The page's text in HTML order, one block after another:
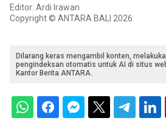
Editor: Ardi Irawan
Copyright © ANTARA BALI 2026
Dilarang keras mengambil konten,
pengindeksan otomatis untuk AI di situs
Kantor Berita ANTARA.